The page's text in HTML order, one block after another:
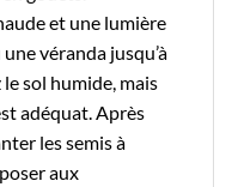
et une lumière
véranda jusqu’à
sol humide, mais
adéquat. Après
les semis à
aux